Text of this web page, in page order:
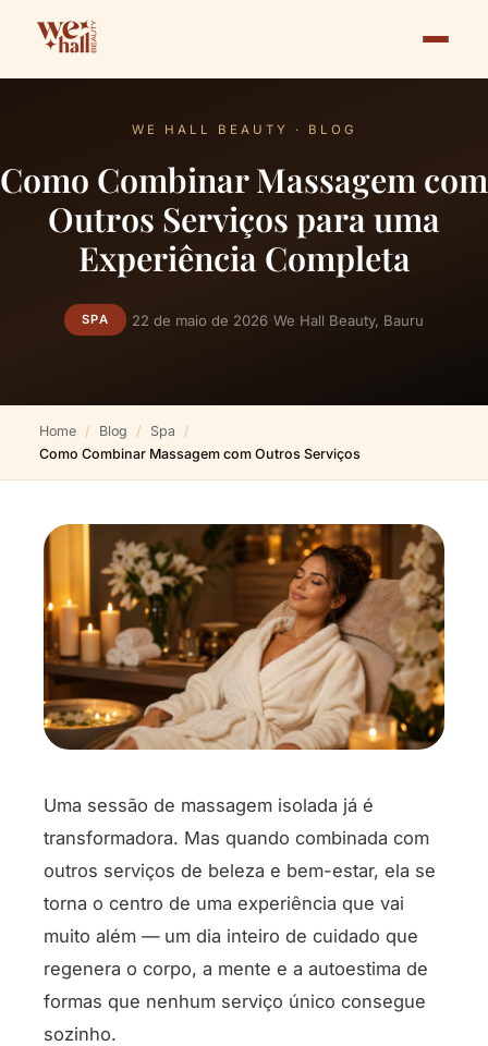
WE HALL BEAUTY · BLOG
Como Combinar Massagem com
Outros Serviços para uma
Experiência Completa
SPA ·22 de maio de 2026·We Hall Beauty, Bauru
Home Blog
Spa
Como Combinar Massagem com Outros Serviços
Uma sessão de massagem isolada já é
transformadora. Mas quando combinada com
outros serviços de beleza e bem-estar, ela se
torna o centro de uma experiência que vai
muito além — um dia inteiro de cuidado que
regenera o corpo, a mente e a autoestima de
formas que nenhum serviço único consegue
sozinho.